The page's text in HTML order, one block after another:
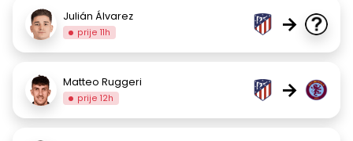
Julián Álvarez
prije 11h →
Matteo Ruggeri
prije 12h →